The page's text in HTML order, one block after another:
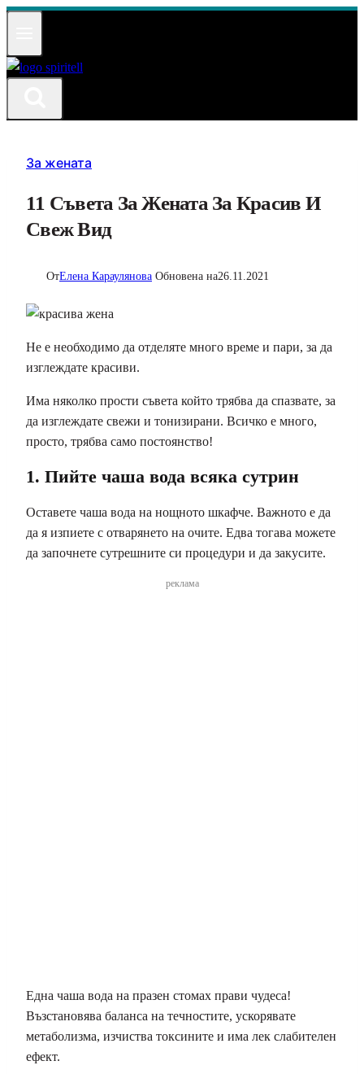
Към
За жената
11 Съвета За Жената За Красив И
Свеж Вид
ОтЕлена Караулянова Обновена на26.11.2021
Не е необходимо да отделяте много време и пари, за да
изглеждате красиви.
Има няколко прости съвета който трябва да спазвате, за
да изглеждате свежи и тонизирани. Всичко е много,
просто, трябва само постоянство!
1. Пийте чаша вода всяка сутрин
Оставете чаша вода на нощното шкафче. Важното е да
да я изпиете с отварянето на очите. Едва тогава можете
да започнете сутрешните си процедури и да закусите.
реклама
Една чаша вода на празен стомах прави чудеса!
Възстановява баланса на течностите, ускорявате
метаболизма, изчиства токсините и има лек слабителен
ефект.